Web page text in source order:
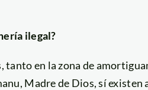
ilegal?
tanto en la zona de
Madre de Dios, sí